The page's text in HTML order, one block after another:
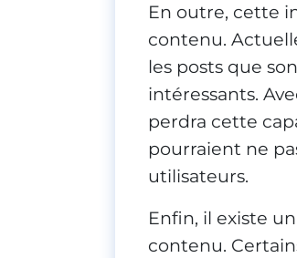
En outre, cette
contenu.
les posts que
intéressants.
perdra cette
pourraient ne
utilisateurs.
Enfin, il existe
contenu.